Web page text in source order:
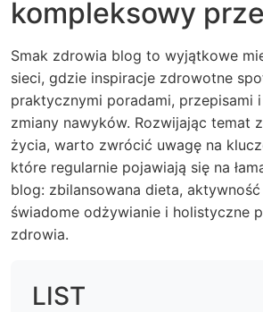
kompleksowy
Smak zdrowia blog to wyjątkowe
sieci, gdzie inspiracje zdrowotne
praktycznymi poradami, przepisami
zmiany nawyków. Rozwijając temat
życia, warto zwrócić uwagę na
które regularnie pojawiają się na
blog: zbilansowana dieta,
świadome odżywianie i holistyczne
zdrowia.
LIST